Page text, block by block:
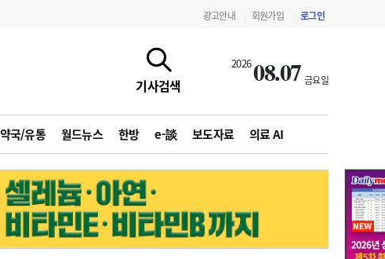
광고안내 회원가입 로그인
기사검색
202608.07 금요일
약국/유통 월드뉴스 한방 e-談 보도자료 의료 AI